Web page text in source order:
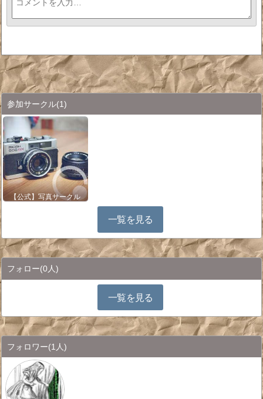
参加サークル(1)
【公式】写真サークル
一覧を見る
フォロー(0人)
一覧を見る
フォロワー(1人)